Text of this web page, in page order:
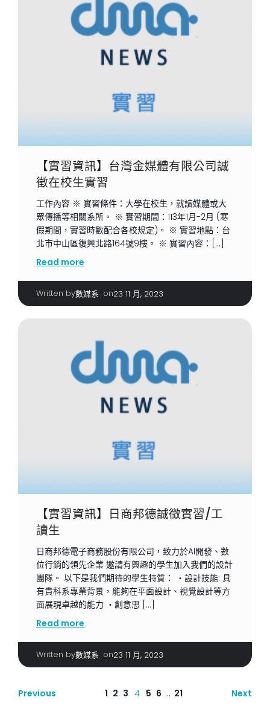
【實習資訊】台灣金媒體有限公司誠
徵在校生實習
工作內容 ※ 實習條件：大學在校生，就讀媒體或大
眾傳播等相關系所。 ※ 實習期間：113年1月-2月 (寒
假期間，實習時數配合各校規定)。 ※ 實習地點：台
北市中山區復興北路164號9樓。 ※ 實習內容：[…]
Read more
Written by數媒系 on23 11 月, 2023
【實習資訊】日商邦德誠徵實習/工
讀生
日商邦德電子商務股份有限公司，致力於AI開發、數
位行銷的領先企業 邀請有興趣的學生加入我們的設計
團隊。 以下是我們期待的學生特質： ・設計技能: 具
有貴科系專業背景，能夠在平面設計、視覺設計等方
面展現卓越的能力 ・創意思 […]
Read more
Written by數媒系 on23 11 月, 2023
Previous 1 2 3 4 5 6 ... 21 Next